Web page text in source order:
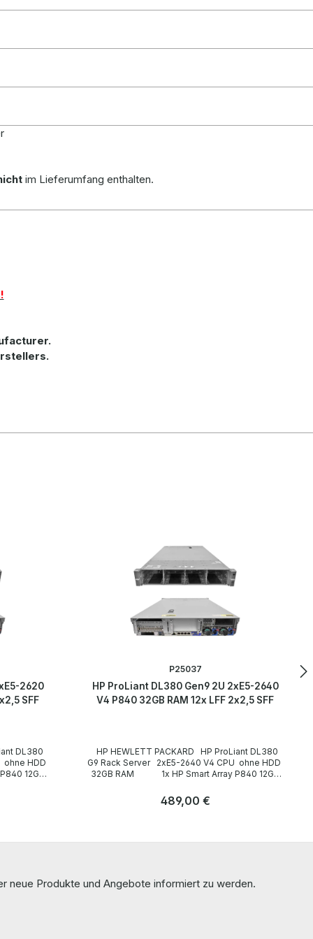
im Lieferumfang enthalten.
2620
SFF
B21
P25037
HP ProLiant DL380 Gen9 2U 2xE5-2640
V4 P840 32GB RAM 12x LFF 2x2,5 SFF
G9 Rack Server 2xE5-2640 V4 CPU ohne HDD
32GB RAM 1x HP Smart Array P840 12Gb
544+FLR-QSFP InfiniBand FDR Ethernet
Netzwerkkarte 10Gb/40Gb 764285-B21
Gehäuse Rack (2U) Slots for drives /
Anzahl der CPU-Steckplätze 2 Main memory /
Regulärer Preis:
489,00 €
neue Produkte und Angebote informiert zu werden.